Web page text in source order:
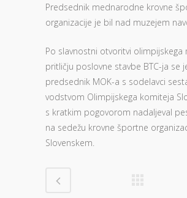
Predsednik mednarodne krovne
organizacije je bil nad muzejem
Po slavnostni otvoritvi olimpijskega
pritličju poslovne stavbe BTC-ja se
predsednik MOK-a s sodelavci
vodstvom Olimpijskega komiteja
s kratkim pogovorom nadaljeval
na sedežu krovne športne
Slovenskem.